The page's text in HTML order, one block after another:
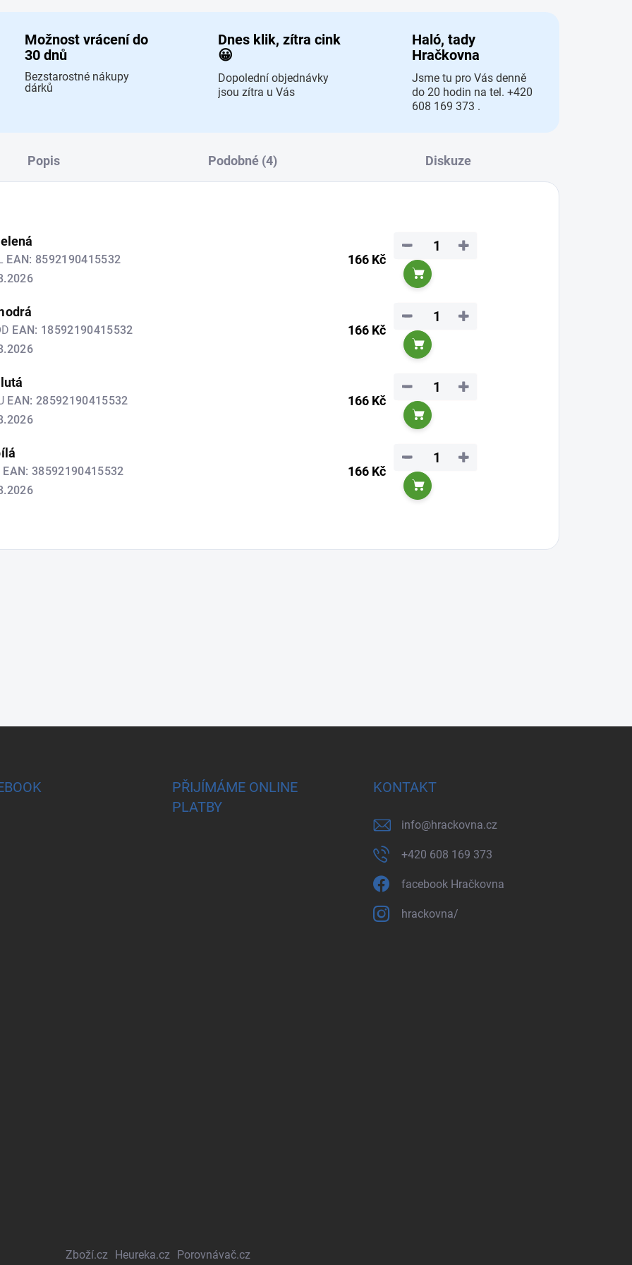
Možnost vrácení do
30 dnů
Bezstarostné nákupy
dárků
Dnes klik, zítra cink
😀
Dopolední objednávky
jsou zítra u Vás
Haló, tady
Hračkovna
Jsme tu pro Vás denně
do 20 hodin na tel. +420
608 169 373 .
Popis Podobné (4) Diskuze
EAN: 8592190415532
166 Kč
+
−
Do košíku
EAN: 18592190415532
166 Kč
+
−
Do košíku
EAN: 28592190415532
166 Kč
+
−
Do košíku
EAN: 38592190415532
166 Kč
+
−
Do košíku
PŘIJÍMÁME ONLINE
PLATBY
KONTAKT
info@hrackovna.cz
+420 608 169 373
facebook Hračkovna
hrackovna/
Zboží.cz Heureka.cz Porovnávač.cz